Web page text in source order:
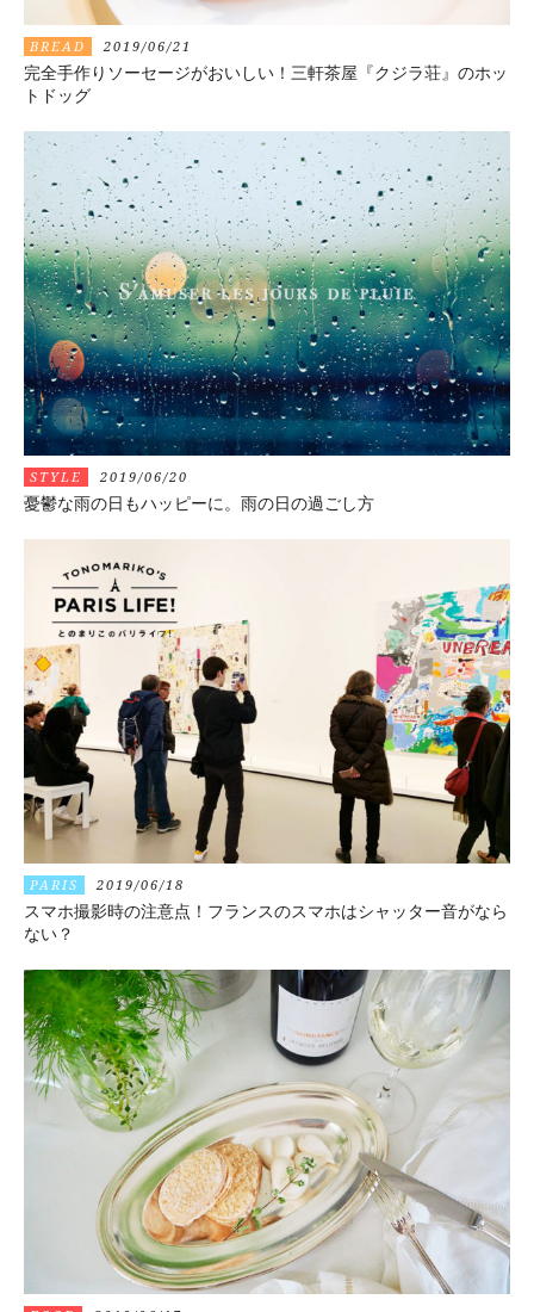
BREAD 2019/06/21
完全手作りソーセージがおいしい！三軒茶屋『クジラ荘』のホッ
トドッグ
STYLE 2019/06/20
憂鬱な雨の日もハッピーに。雨の日の過ごし方
PARIS 2019/06/18
スマホ撮影時の注意点！フランスのスマホはシャッター音がなら
ない？